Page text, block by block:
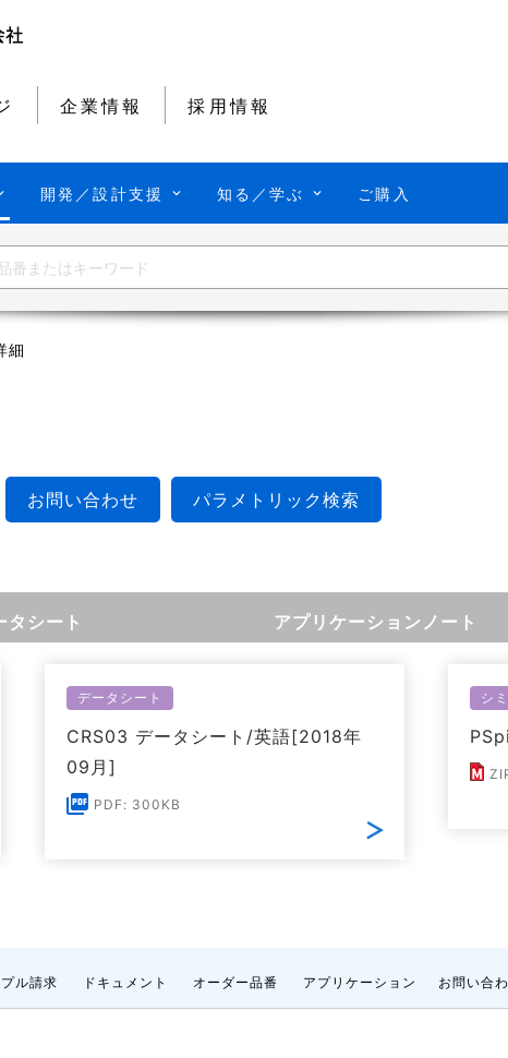
企業情報 採用情報
開発／設計支援 知る／学ぶ ご購入
細
お問い合わせ パラメトリック検索
タシート アプリケーションノート
データシート
CRS03 データシート/英語[2018年
09月]
PDF: 300KB
シ
ル請求 ドキュメント オーダー品番 アプリケーション お問い合